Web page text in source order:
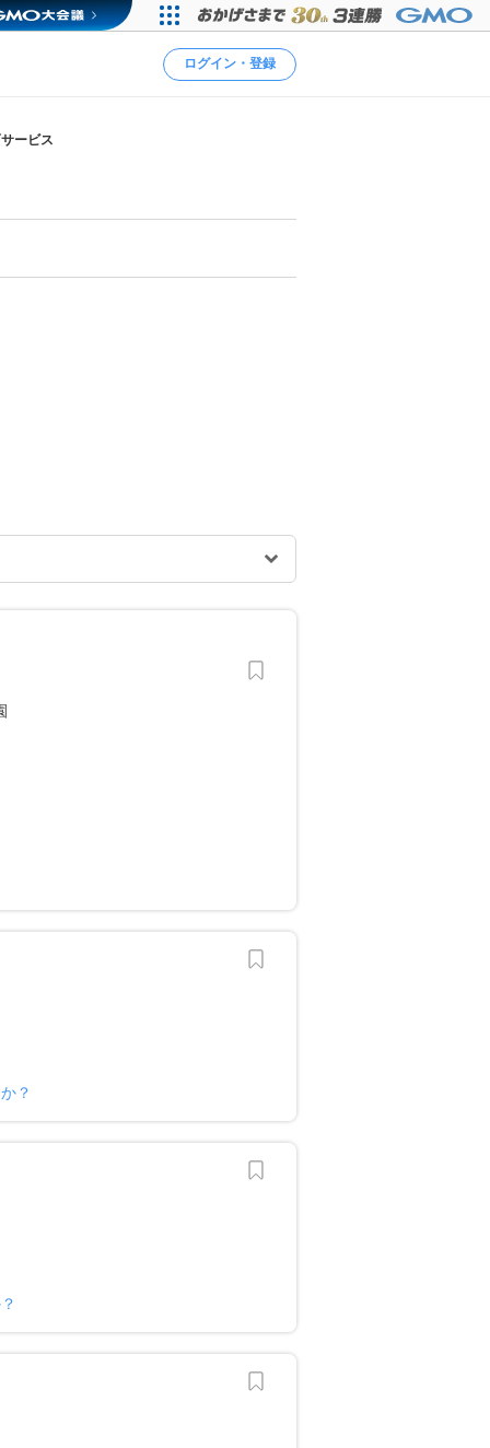
ログイン・登録
ービス
？